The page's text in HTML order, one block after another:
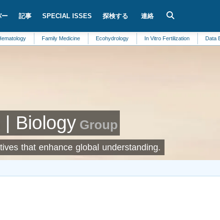
ー 記事 SPECIAL ISSES 探検する 連絡
Family Medicine Ecohydrology In Vitro Fertilization Data
| Biology Group
that enhance global understanding.